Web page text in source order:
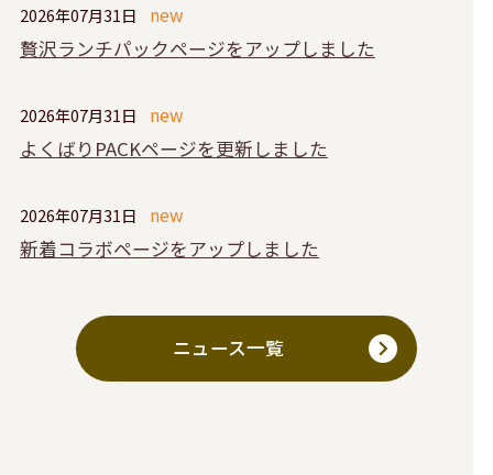
2026年07月31日
贅沢ランチパックページをアップしました
2026年07月31日
よくばりPACKページを更新しました
2026年07月31日
新着コラボページをアップしました
ニュース一覧